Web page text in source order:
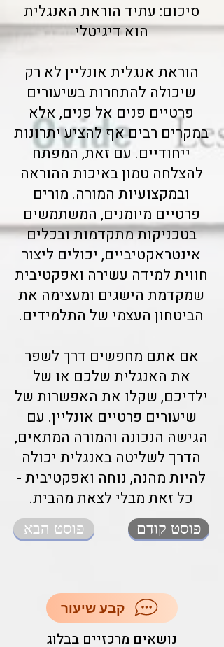
סיכום: עתיד הוראת האנגלית
הוא דיגיטלי
הוראת אנגלית אונליין לא רק
שיכולה להתחרות בשיעורים
פרטיים פנים אל פנים, אלא
במקרים רבים אף להציע יתרונות
ייחודיים. עם זאת, המפתח
להצלחה טמון באיכות ההוראה
ובמקצועיות המורה. מורים
פרטיים מיומנים, המשתמשים
בטכניקות מתקדמות ובכלים
אינטראקטיביים, יכולים ליצור
חווית למידה עשירה ואפקטיבית
שמקדמת הישגים ומעצימה את
הביטחון העצמי של התלמידים.
אם אתם מחפשים דרך לשפר
את האנגלית שלכם או של
ילדיכם, שקלו את האפשרות של
שיעורים פרטיים אונליין. עם
הגישה הנכונה והמורה המתאים,
הדרך לשליטה באנגלית יכולה
להיות מהנה, נוחה ואפקטיבית -
כל זאת מבלי לצאת מהבית.
פוסט הבא פוסט קודם
קבע שיעור
נושאים מרכזיים בבלוג